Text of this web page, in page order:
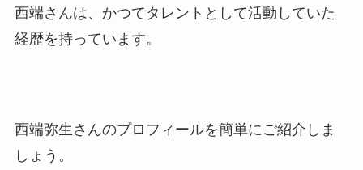
西端さんは、かつてタレントとして活動していた
経歴を持っています。
西端弥生さんのプロフィールを簡単にご紹介しま
しょう。